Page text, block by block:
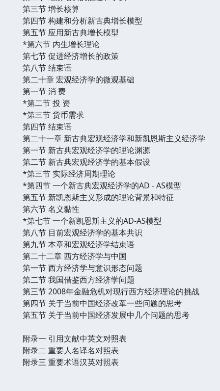
第三节 增长核算
第四节 构建和分析新古典增长模型
第五节 应用新古典增长模型
*第六节 内生增长理论
第七节 促进经济增长的政策
第八节 结束语
第二十章 宏观经济学的微观基础
第一节 消 费
*第二节 投 资
*第三节 货币需求
第四节 结束语
第二十一章 新古典宏观经济学和新凯恩斯主义经济学
第一节 新古典宏观经济学的理论渊源
第二节 新古典宏观经济学的基本假设
*第三节 实际经济周期理论
*第四节 一个新古典宏观经济学的AD - AS模型
第五节 新凯恩斯主义形成的理论背景和特征
第六节 名义黏性
*第七节 一个新凯恩斯主义的AD-AS模型
第八节 目前宏观经济学的基本共识
第九节 本章和宏观经济学结束语
第二十二章 西方经济学与中国
第一节 西方经济学与意识形态问题
第二节 我国借鉴西方经济学问题
第三节 2008年金融危机对现行西方经济理论的挑战
第四节 关于当前中国经济改革一些问题的思考
第五节 关于当前中国经济发展中几个问题的思考
附录一 引用文献中英文对照表
附录二 重要人名译名对照表
附录三 重要术语汉英对照表